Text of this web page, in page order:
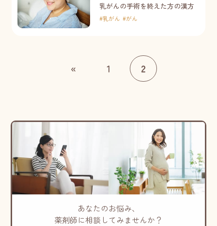
乳がんの手術を終えた方の漢方
#乳がん #がん
« 1 2
あなたのお悩み、
薬剤師に相談してみませんか？